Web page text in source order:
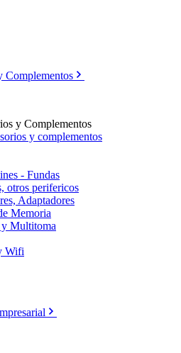
Complementos
y Complementos
y complementos
- Fundas
otros perifericos
Adaptadores
Memoria
Multitoma
Wifi